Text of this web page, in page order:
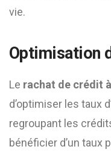
vie.
Optimisation
Le rachat de crédit
d’optimiser les taux
regroupant les
bénéficier d’un taux